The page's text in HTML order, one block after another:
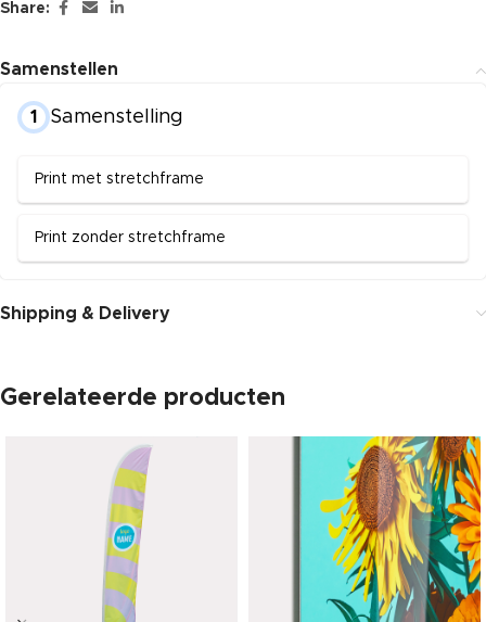
Share:
Samenstellen
1 Samenstelling
Print met stretchframe
Print zonder stretchframe
Shipping & Delivery
Gerelateerde producten